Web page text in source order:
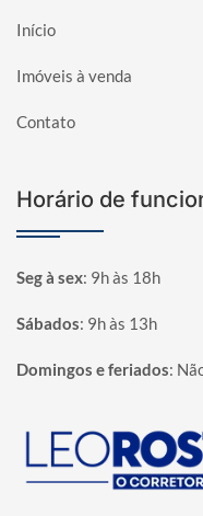
Início
Imóveis à venda
Contato
Horário de
Seg à sex: 9h às 18h
Sábados: 9h às 13h
Domingos e feriados:
Página inicial